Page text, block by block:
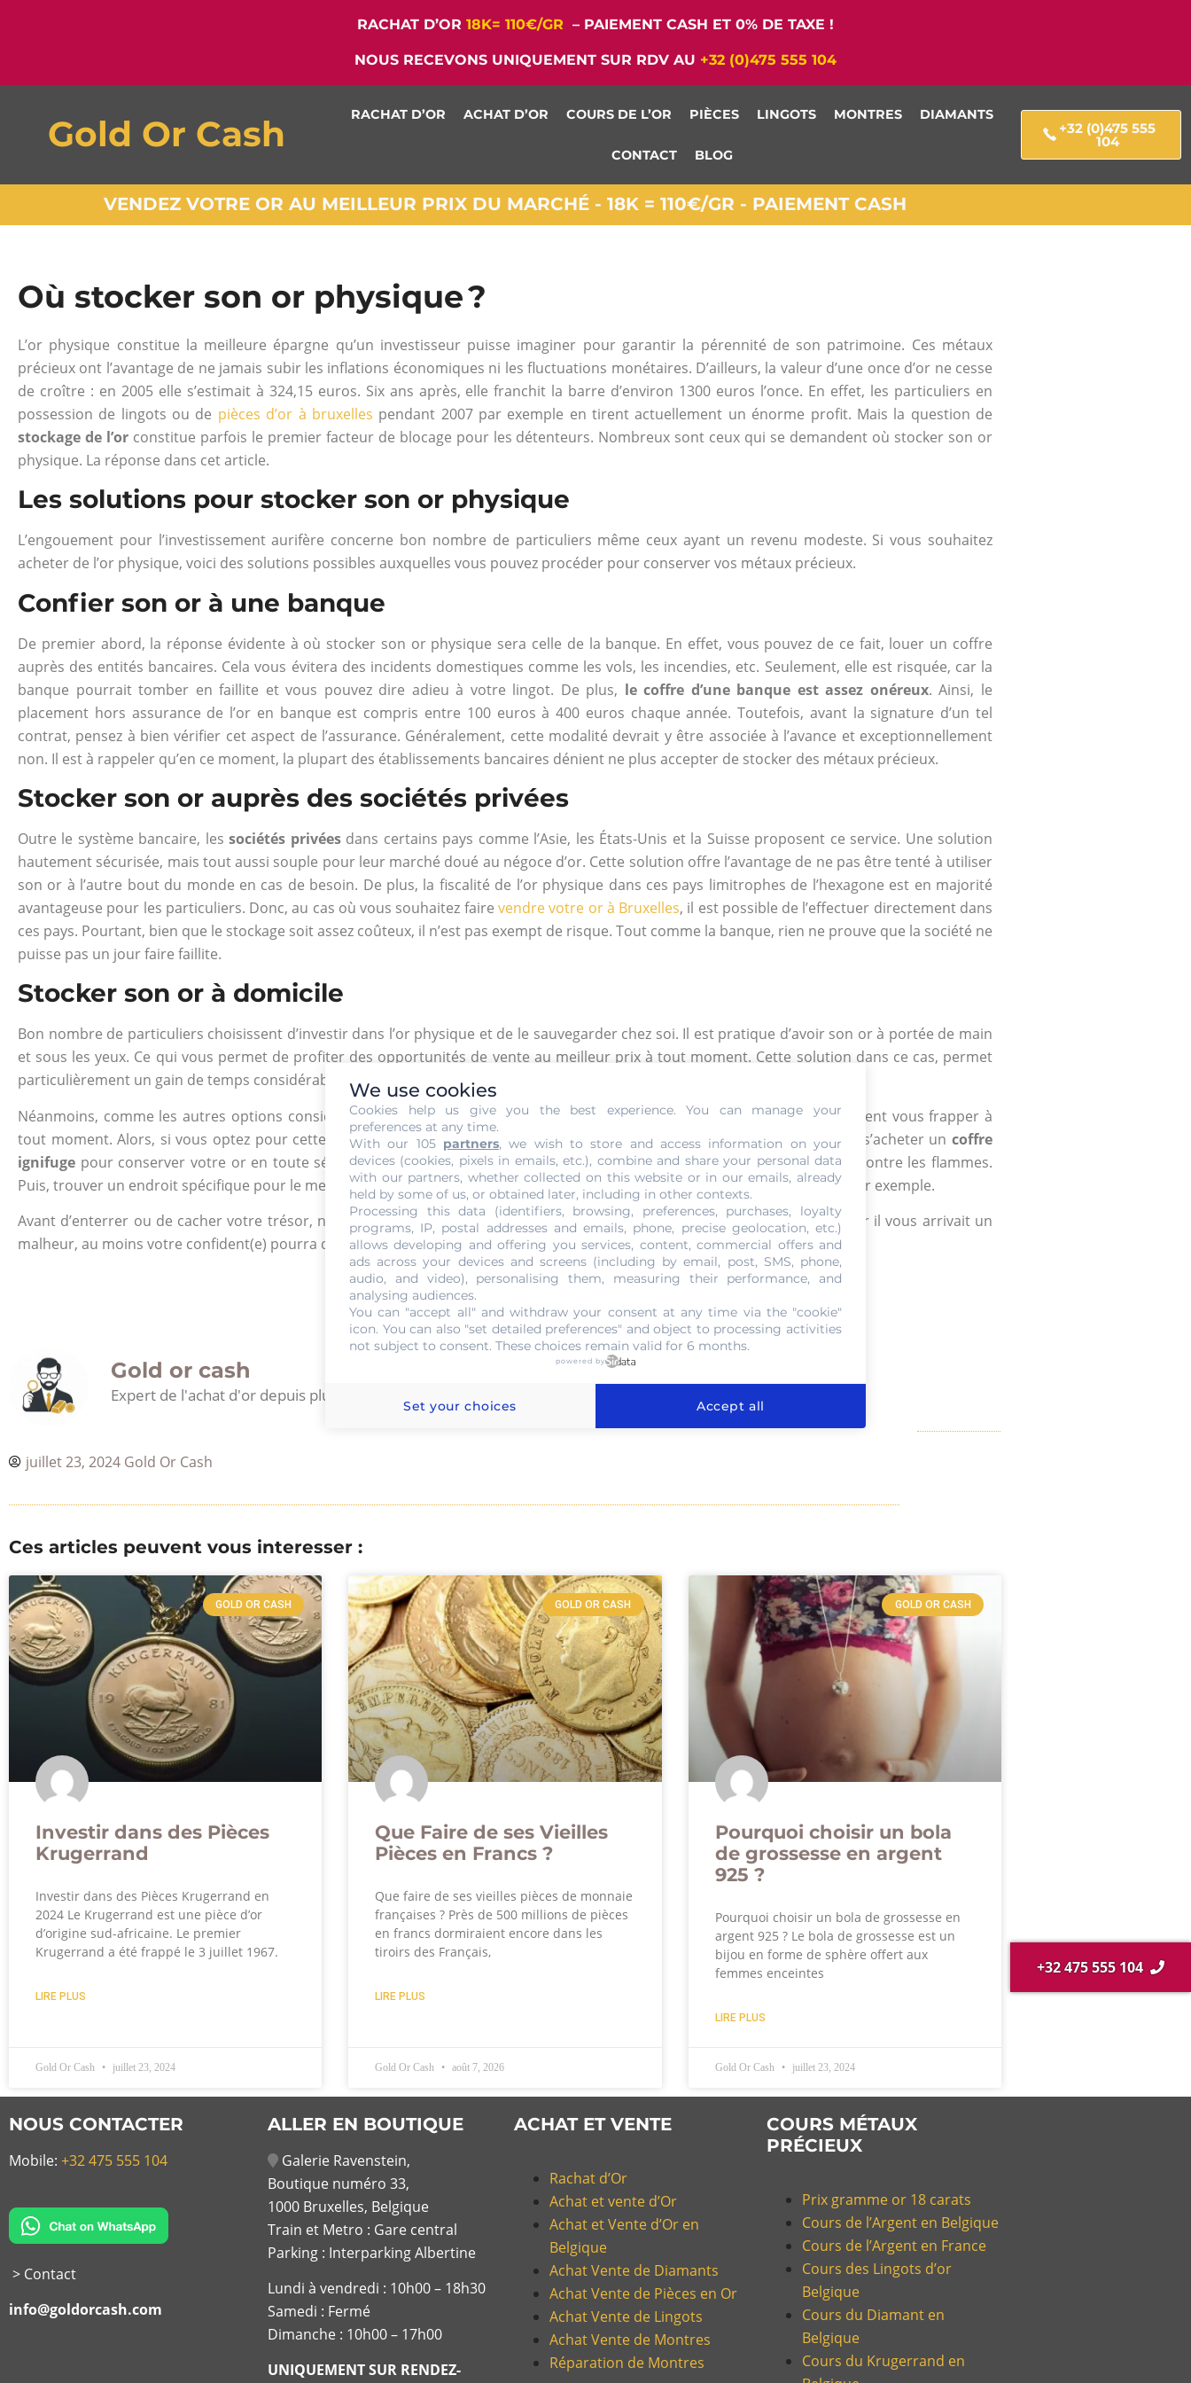
RACHAT D’OR 18K= 110€/GR – PAIEMENT CASH ET 0% DE TAXE !
NOUS RECEVONS UNIQUEMENT SUR RDV AU +32 (0)475 555 104
Gold Or Cash RACHAT D’OR ACHAT D’OR COURS DE L’OR PIÈCES LINGOTS MONTRES DIAMANTS
CONTACT BLOG
+32 (0)475 555
104
VENDEZ VOTRE OR AU MEILLEUR PRIX DU MARCHÉ - 18K = 110€/GR - PAIEMENT CASH
Où stocker son or physique ?
L’or physique constitue la meilleure épargne qu’un investisseur puisse imaginer pour garantir la pérennité de son patrimoine. Ces métaux
précieux ont l’avantage de ne jamais subir les inflations économiques ni les fluctuations monétaires. D’ailleurs, la valeur d’une once d’or ne cesse
de croître : en 2005 elle s’estimait à 324,15 euros. Six ans après, elle franchit la barre d’environ 1300 euros l’once. En effet, les particuliers en
possession de lingots ou de pièces d’or à bruxelles pendant 2007 par exemple en tirent actuellement un énorme profit. Mais la question de
stockage de l’orconstitue parfois le premier facteur de blocage pour les détenteurs. Nombreux sont ceux qui se demandent où stocker son or
physique. La réponse dans cet article.
Les solutions pour stocker son or physique
L’engouement pour l’investissement aurifère concerne bon nombre de particuliers même ceux ayant un revenu modeste. Si vous souhaitez
acheter de l’or physique, voici des solutions possibles auxquelles vous pouvez procéder pour conserver vos métaux précieux.
Confier son or à une banque
De premier abord, la réponse évidente à où stocker son or physique sera celle de la banque. En effet, vous pouvez de ce fait, louer un coffre
auprès des entités bancaires. Cela vous évitera des incidents domestiques comme les vols, les incendies, etc. Seulement, elle est risquée, car la
banque pourrait tomber en faillite et vous pouvez dire adieu à votre lingot. De plus, le coffre d’une banque est assez onéreux. Ainsi, le
placement hors assurance de l’or en banque est compris entre 100 euros à 400 euros chaque année. Toutefois, avant la signature d’un tel
contrat, pensez à bien vérifier cet aspect de l’assurance. Généralement, cette modalité devrait y être associée à l’avance et exceptionnellement
non. Il est à rappeler qu’en ce moment, la plupart des établissements bancaires dénient ne plus accepter de stocker des métaux précieux.
Stocker son or auprès des sociétés privées
Outre le système bancaire, lessociétés privéesdans certains pays comme l’Asie, les États-Unis et la Suisse proposent ce service. Une solution
hautement sécurisée, mais tout aussi souple pour leur marché doué au négoce d’or. Cette solution offre l’avantage de ne pas être tenté à utiliser
son or à l’autre bout du monde en cas de besoin. De plus, la fiscalité de l’or physique dans ces pays limitrophes de l’hexagone est en majorité
avantageuse pour les particuliers. Donc, au cas où vous souhaitez faire vendre votre or à Bruxelles, il est possible de l’effectuer directement dans
ces pays. Pourtant, bien que le stockage soit assez coûteux, il n’est pas exempt de risque. Tout comme la banque, rien ne prouve que la société ne
puisse pas un jour faire faillite.
Stocker son or à domicile
Bon nombre de particuliers choisissent d’investir dans l’or physique et de le sauvegarder chez soi. Il est pratique d’avoir son or à portée de main
et sous les yeux. Ce qui vous permet de profiter des opportunités de vente au meilleur prix à tout moment. Cette solution dans ce cas, permet
particulièrement un gain de temps considérable lors de ces genres d’opérations.
Néanmoins, comme les autres options considérées auparavant, le risque n’est pas à écarter. Les cas de cambriolages peuvent vous frapper à
tout moment. Alors, si vous optez pour cette solution, pensez d’abord à le faire en toute discrétion. Puis, pourquoi ne pas s’acheter un coffre
ignifuge pour conserver votre or en toute sécurité. En cas d’incendie, votre coffre ainsi que son contenu sera tenu intact contre les flammes.
Puis, trouver un endroit spécifique pour le mettre. Le mieux est de le cacher à l’extérieur de la maison comme dans le jardin par exemple.
Avant d’enterrer ou de cacher votre trésor, n’oubliez pas d’informer une personne sur le lieu de la cachette. Donc, si un jour il vous arrivait un
malheur, au moins votre confident(e) pourra dévoiler cet endroit exact.
Gold or cash
Expert de l'achat d'or depuis plus de 30 ans
juillet 23, 2024 Gold Or Cash
Ces articles peuvent vous interesser :
GOLD OR CASH
Investir dans des Pièces
Krugerrand
Investir dans des Pièces Krugerrand en
2024 Le Krugerrand est une pièce d’or
d’origine sud-africaine. Le premier
Krugerrand a été frappé le 3 juillet 1967.
LIRE PLUS
Gold Or Cash juillet 23, 2024
GOLD OR CASH
Que Faire de ses Vieilles
Pièces en Francs ?
Que faire de ses vieilles pièces de monnaie
françaises ? Près de 500 millions de pièces
en francs dormiraient encore dans les
tiroirs des Français,
LIRE PLUS
Gold Or Cash août 7, 2026
GOLD OR CASH
Pourquoi choisir un bola
de grossesse en argent
925 ?
Pourquoi choisir un bola de grossesse en
argent 925 ? Le bola de grossesse est un
bijou en forme de sphère offert aux
femmes enceintes
LIRE PLUS
Gold Or Cash juillet 23, 2024
NOUS CONTACTER
Mobile: +32 475 555 104
> Contact
info@goldorcash.com
+32 475 555 104
ALLER EN BOUTIQUE
Galerie Ravenstein,
Boutique numéro 33,
1000 Bruxelles, Belgique
Train et Metro : Gare central
Parking : Interparking Albertine
Lundi à vendredi : 10h00 – 18h30
Samedi : Fermé
Dimanche : 10h00 – 17h00
UNIQUEMENT SUR RENDEZ-
ACHAT ET VENTE
Rachat d’Or
Achat et vente d’Or
Achat et Vente d’Or en
Belgique
Achat Vente de Diamants
Achat Vente de Pièces en Or
Achat Vente de Lingots
Achat Vente de Montres
Réparation de Montres
COURS MÉTAUX
PRÉCIEUX
Prix gramme or 18 carats
Cours de l’Argent en Belgique
Cours de l’Argent en France
Cours des Lingots d’or
Belgique
Cours du Diamant en
Belgique
Cours du Krugerrand en
We use cookies
Cookies help us give you the best experience. You can manage your
preferences at any time.
With our 105 partners, we wish to store and access information on your
devices (cookies, pixels in emails, etc.), combine and share your personal data
with our partners, whether collected on this website or in our emails, already
held by some of us, or obtained later, including in other contexts.
Processing this data (identifiers, browsing, preferences, purchases, loyalty
programs, IP, postal addresses and emails, phone, precise geolocation, etc.)
allows developing and offering you services, content, commercial offers and
ads across your devices and screens (including by email, post, SMS, phone,
audio, and video), personalising them, measuring their performance, and
analysing audiences.
You can "accept all" and withdraw your consent at any time via the "cookie"
icon. You can also "set detailed preferences" and object to processing activities
not subject to consent. These choices remain valid for 6 months.
powered by
Set your choices Accept all